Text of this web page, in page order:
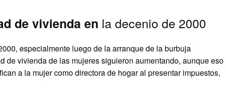
de vivienda en la decenio de 2000
especialmente luego de la arranque de la burbuja
de vivienda de las mujeres siguieron aumentando, aunque eso
a la mujer como directora de hogar al presentar impuestos,